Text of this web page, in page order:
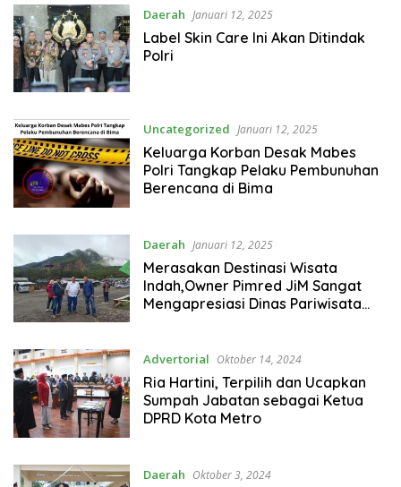
Daerah Januari 12, 2025
Label Skin Care Ini Akan Ditindak
Polri
Uncategorized Januari 12, 2025
Keluarga Korban Desak Mabes
Polri Tangkap Pelaku Pembunuhan
Berencana di Bima
Daerah Januari 12, 2025
Merasakan Destinasi Wisata
Indah,Owner Pimred JiM Sangat
Mengapresiasi Dinas Pariwisata
Advertorial Oktober 14, 2024
Ria Hartini, Terpilih dan Ucapkan
Sumpah Jabatan sebagai Ketua
DPRD Kota Metro
Daerah Oktober 3, 2024